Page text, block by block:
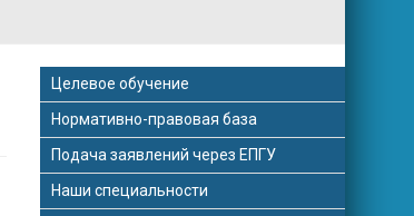
Целевое обучение
Нормативно-правовая база
Подача заявлений через ЕПГУ
Наши специальности